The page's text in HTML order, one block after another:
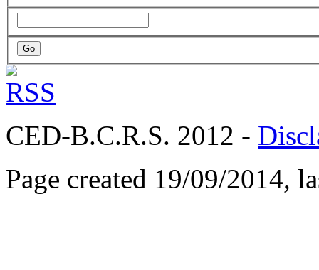
CED-B.C.R.S. 2012 -
Page created 19/09/2014,